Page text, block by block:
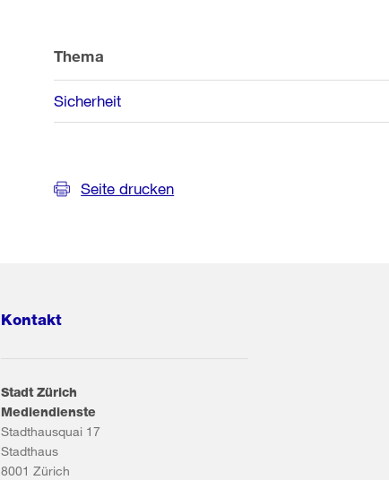
Thema
Sicherheit
Seite drucken
Kontakt
Stadt Zürich
Mediendienste
Stadthausquai 17
Stadthaus
8001 Zürich